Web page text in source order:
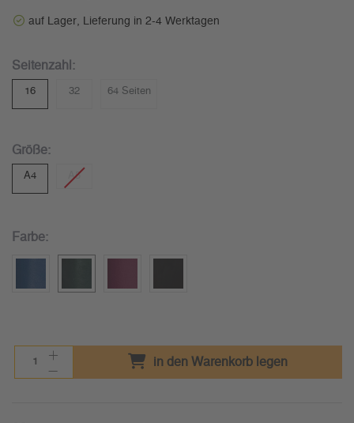
auf Lager, Lieferung in 2-4 Werktagen
Seitenzahl:
16 32 64 Seiten
Größe:
A4 A5
Farbe:
in den Warenkorb legen